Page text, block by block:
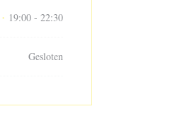
• 19:00 - 22:30
Gesloten